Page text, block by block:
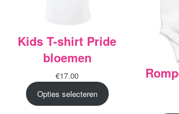
Kids T-shirt Pride
bloemen
€17.00
Opties selecteren